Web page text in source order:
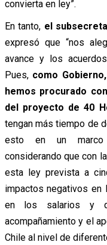
convierta en ley”.
En tanto, el
expresó que “nos
avance y los
Pues, como
hemos procurado
del proyecto de 40
tengan más tiempo de
esto en un marco
considerando que con
esta ley prevista a
impactos negativos en
en los salarios y
acompañamiento y el
Chile al nivel de